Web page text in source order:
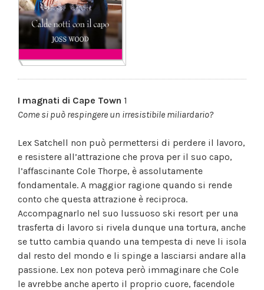
I magnati di Cape Town 1
Come si può respingere un irresistibile miliardario?
Lex Satchell non può permettersi di perdere il lavoro,
e resistere all’attrazione che prova per il suo capo,
l’affascinante Cole Thorpe, è assolutamente
fondamentale. A maggior ragione quando si rende
conto che questa attrazione è reciproca.
Accompagnarlo nel suo lussuoso ski resort per una
trasferta di lavoro si rivela dunque una tortura, anche
se tutto cambia quando una tempesta di neve li isola
dal resto del mondo e li spinge a lasciarsi andare alla
passione. Lex non poteva però immaginare che Cole
le avrebbe anche aperto il proprio cuore, facendole